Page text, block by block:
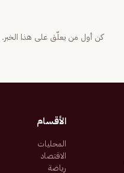
كن أول من يعلّق على هذا الخبر.
الأقسام
المحليات
الاقتصاد
رياضة